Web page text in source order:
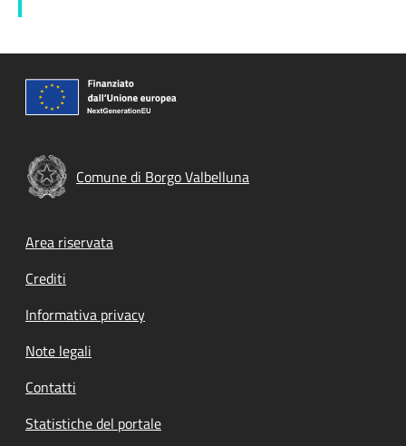
Comune di Borgo Valbelluna
Footer menu
Area riservata
Crediti
Informativa privacy
Note legali
Contatti
Statistiche del portale